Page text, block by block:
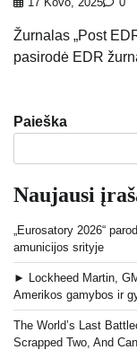
Žurnalas „Post
pasirodė EDR
Paieška
Naujausi
„Eurosatory 2026“
amunicijos srityje
► Lockheed Martin,
Amerikos gamybos ir
The World’s Last
Scrapped Two, And